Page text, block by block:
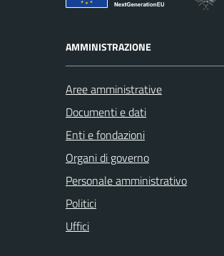
AMMINISTRAZIONE
Aree amministrative
Documenti e dati
Enti e fondazioni
Organi di governo
Personale amministrativo
Politici
Uffici